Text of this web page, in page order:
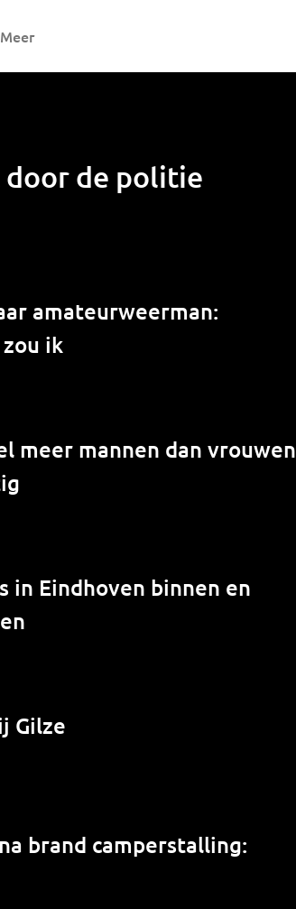
Meer
door de politie
amateurweerman:
ik
meer mannen dan vrouwen
Eindhoven binnen en
Gilze
brand camperstalling: